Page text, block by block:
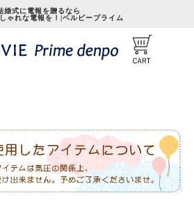
婚式に電報を贈るなら
ゃれな電報を！|ベルビープライム